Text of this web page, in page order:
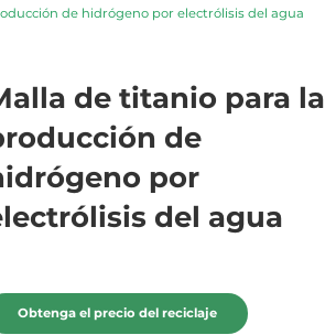
de hidrógeno por electrólisis del agua
de titanio para la
de
por
del agua
Obtenga el precio del reciclaje